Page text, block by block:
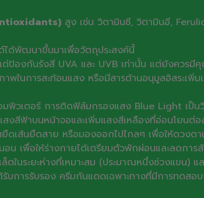
สูง เช่น วิตามินซี, วิตามินอี,
ด้พัฒนาขึ้นมาเพื่อวัตถุประสงค์นี้
ต่ป้องกันรังสี UVA และ UVB เท่านั้น แต่ยังควร
นการสะท้อนแสง หรือมีสารต้านอนุมูลอิสระเพิ่ม
มพิวเตอร์ การติดฟิล์มกรองแสง Blue Light เป็
สงสีฟ้าบนหน้าจอและเพิ่มแสงสีเหลืองที่อ่อนโยนต่
เส้นยืดสาย หรือมองออกไปไกลๆ เพื่อให้ดวงตา
อน เพื่อให้ร่างกายได้เตรียมตัวพักผ่อนและลดกา
ในระยะห่างที่เหมาะสม (ประมาณหนึ่งช่วงแขน) แ
บการรับรอง ครีมกันแดดเฉพาะทางที่มีการทด